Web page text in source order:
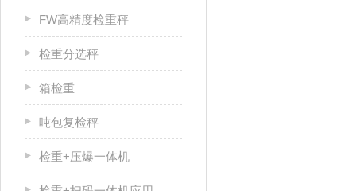
FW高精度检重秤
检重分选秤
箱检重
吨包复检秤
检重+压爆一体机